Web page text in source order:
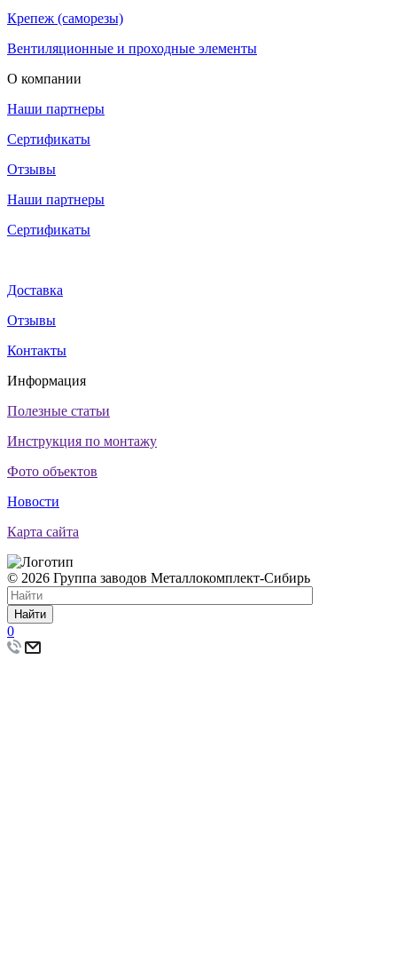
Крепеж (саморезы)
Вентиляционные и проходные элементы
О компании
Наши партнеры
Сертификаты
Отзывы
Наши партнеры
Сертификаты
Доставка
Отзывы
Контакты
Информация
Полезные статьи
Инструкция по монтажу
Фото объектов
Новости
Карта сайта
© 2026 Группа заводов Металлокомплект-Сибирь
Найти
0